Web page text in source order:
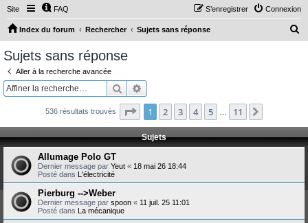
Site FAQ Connexion
S’enregistrer
Index du forum Rechercher Sujets sans réponse
c
h
Sujets sans réponse
Aller à la recherche avancée
Rechercher
536 résultats trouvés Page 1sur11
1 2 3 4 5 11
Sujets
Allumage Polo GT
Dernier message par Yeut « 18 mai 26 18:44
Posté dans L'électricité
Pierburg -->Weber
Dernier message par spoon « 11 juil. 25 11:01
Posté dans La mécanique